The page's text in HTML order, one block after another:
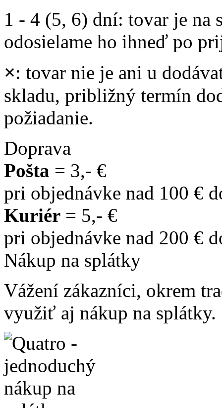
1 - 4 (5, 6) dní: tovar je na
odosielame ho ihneď po
×: tovar nie je ani u
skladu, približný termín
požiadanie.
Doprava
Pošta = 3,- €
pri objednávke nad 100 €
Kuriér = 5,- €
pri objednávke nad 200 €
Nákup na splátky
Vážení zákazníci, okrem
využiť aj nákup na splátky.